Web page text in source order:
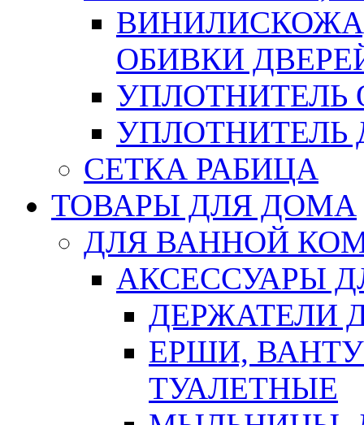
ОБИВКИ
УПЛОТНИТЕЛЬ
СЕТКА РАБИЦА
ТОВАРЫ ДЛЯ ДОМА
ДЛЯ ВАННОЙ
АКСЕССУАРЫ
ДЕРЖАТЕЛИ
ЕРШИ,
ТУАЛЕТНЫЕ